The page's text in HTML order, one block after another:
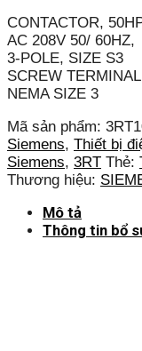
CONTACTOR,
AC 208V 50/ 60HZ,
3-POLE, SIZE S3
SCREW TERMINAL
NEMA SIZE 3
Mã sản phẩm:
Siemens, Thiết bị
Siemens, 3RT Thẻ:
Thương hiệu:
Mô tả
Thông tin bổ